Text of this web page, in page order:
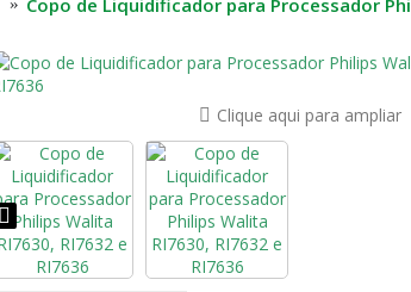
Clique aqui para ampliar